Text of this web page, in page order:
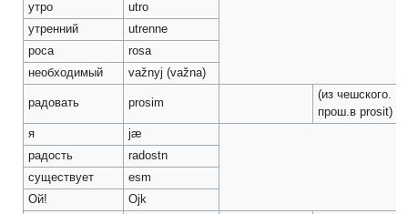
утро
utro
утренний
utrenne
роса
rosa
необходимый
važnyj (važna)
радовать prosim
(из чешского.
прош.в prosit)
я
jæ
радость
radostn
существует
esm
Ой!
Ojk